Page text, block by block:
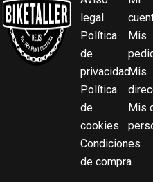
legal
Política
de
privacidad
Política
de
cookies
Condiciones
de compra
Mis
Mis
Mis